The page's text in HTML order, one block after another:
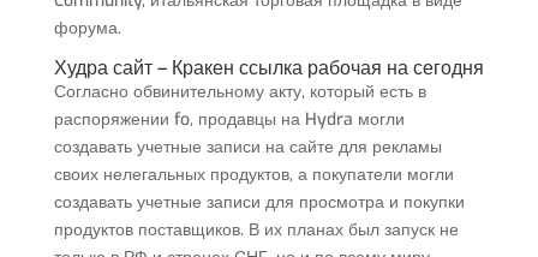
форума.
Худра сайт – Кракен ссылка рабочая на сегодня
Согласно обвинительному акту, который есть в
распоряжении fo, продавцы на Hydra могли
создавать учетные записи на сайте для рекламы
своих нелегальных продуктов, а покупатели могли
создавать учетные записи для просмотра и покупки
продуктов поставщиков. В их планах был запуск не